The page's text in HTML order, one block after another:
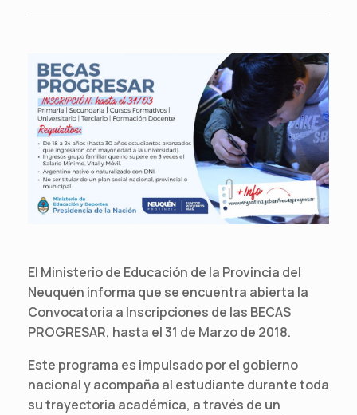
El Ministerio de Educación de la Provincia del
Neuquén informa que se encuentra abierta la
Convocatoria a Inscripciones de las BECAS
PROGRESAR, hasta el 31 de Marzo de 2018.
Este programa es impulsado por el gobierno
nacional y acompaña al estudiante durante toda
su trayectoria académica, a través de un